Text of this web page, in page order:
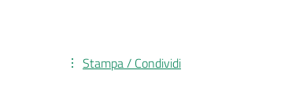
Stampa / Condividi